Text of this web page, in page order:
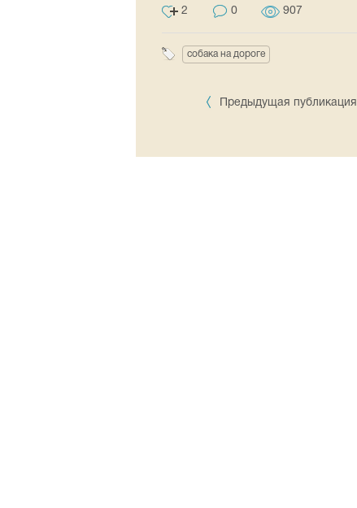
2 0 907
собака на дороге
Предыдущая публикация